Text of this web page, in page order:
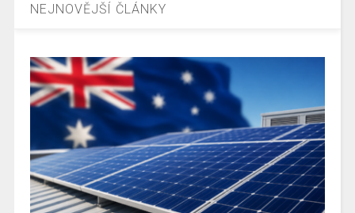
NEJNOVĚJŠÍ ČLÁNKY